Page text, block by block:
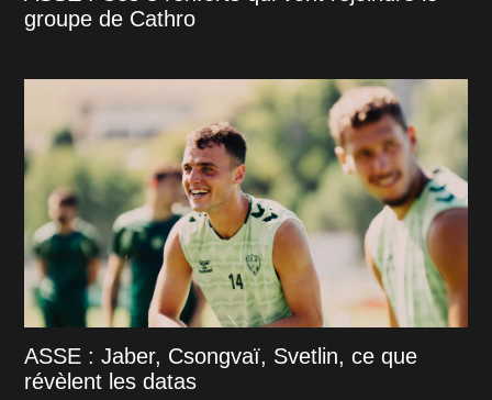
groupe de Cathro
ASSE : Jaber, Csongvaï, Svetlin, ce que
révèlent les datas